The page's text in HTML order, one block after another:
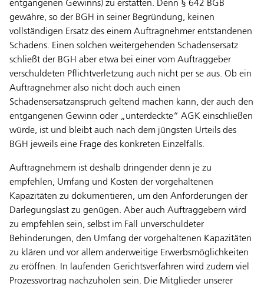
entgangenen Gewinns) zu erstatten. Denn § 642 BGB
gewähre, so der BGH in seiner Begründung, keinen
vollständigen Ersatz des einem Auftragnehmer entstandenen
Schadens. Einen solchen weitergehenden Schadensersatz
schließt der BGH aber etwa bei einer vom Auftraggeber
verschuldeten Pflichtverletzung auch nicht per se aus. Ob ein
Auftragnehmer also nicht doch auch einen
Schadensersatzanspruch geltend machen kann, der auch den
entgangenen Gewinn oder „unterdeckte“ AGK einschließen
würde, ist und bleibt auch nach dem jüngsten Urteils des
BGH jeweils eine Frage des konkreten Einzelfalls.
Auftragnehmern ist deshalb dringender denn je zu
empfehlen, Umfang und Kosten der vorgehaltenen
Kapazitäten zu dokumentieren, um den Anforderungen der
Darlegungslast zu genügen. Aber auch Auftraggebern wird
zu empfehlen sein, selbst im Fall unverschuldeter
Behinderungen, den Umfang der vorgehaltenen Kapazitäten
zu klären und vor allem anderweitige Erwerbsmöglichkeiten
zu eröffnen. In laufenden Gerichtsverfahren wird zudem viel
Prozessvortrag nachzuholen sein. Die Mitglieder unserer